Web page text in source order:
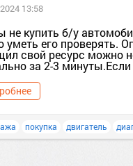
13:58
не купить б/у
уметь его проверять.
свой ресурс можно
за 2-3 минуты.Если
покупка двигатель